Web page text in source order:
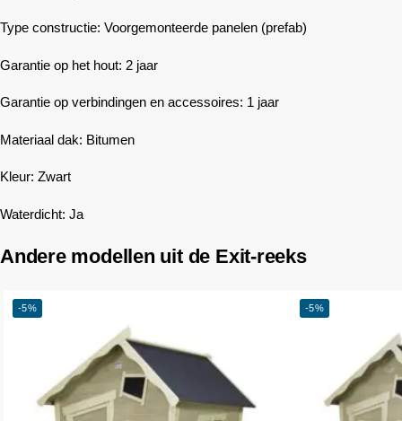
Type constructie: Voorgemonteerde panelen (prefab)
Garantie op het hout: 2 jaar
Garantie op verbindingen en accessoires: 1 jaar
Materiaal dak: Bitumen
Kleur: Zwart
Waterdicht: Ja
Andere modellen uit de Exit-reeks
-5% -5%